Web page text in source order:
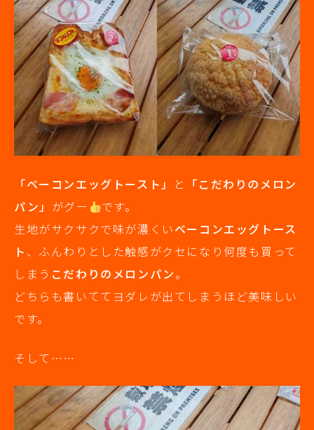
「ベーコンエッグトースト」 と 「こだわりのメロン
パン」 がグー
です。
生地がサクサクで味が濃くいベーコンエッグトース
ト 、ふんわりとした触感がクセになり何度も買って
しまう こだわりのメロンパン。
どちらも書いててヨダレが出てしまうほど美味しい
です。
そして……